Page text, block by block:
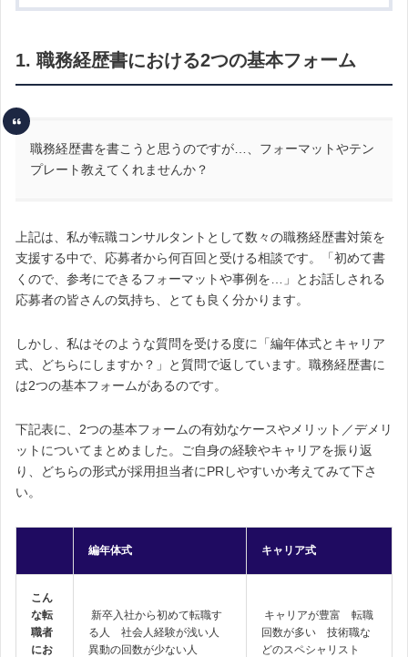
1. 職務経歴書における2つの基本フォーム
職務経歴書を書こうと思うのですが…、フォーマットやテン
プレート教えてくれませんか？
上記は、私が転職コンサルタントとして数々の職務経歴書対策を
支援する中で、応募者から何百回と受ける相談です。「初めて書
くので、参考にできるフォーマットや事例を…」とお話しされる
応募者の皆さんの気持ち、とても良く分かります。
しかし、私はそのような質問を受ける度に「編年体式とキャリア
式、どちらにしますか？」と質問で返しています。職務経歴書に
は2つの基本フォームがあるのです。
下記表に、2つの基本フォームの有効なケースやメリット／デメリ
ットについてまとめました。ご自身の経験やキャリアを振り返
り、どちらの形式が採用担当者にPRしやすいか考えてみて下さ
い。
編年体式 キャリア式
こん
な転
職者
にお
新卒入社から初めて転職す
る人 社会人経験が浅い人
異動の回数が少ない人
キャリアが豊富 転職
回数が多い 技術職な
どのスペシャリスト